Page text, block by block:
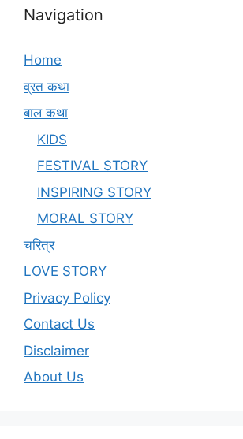
Navigation
Home
व्रत कथा
बाल कथा
KIDS
FESTIVAL STORY
INSPIRING STORY
MORAL STORY
चरित्र
LOVE STORY
Privacy Policy
Contact Us
Disclaimer
About Us